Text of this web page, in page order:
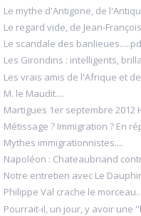
Le mythe d'Antigone, de
Le regard vide, de Jean-
Le scandale des
Les Girondins : intelligents,
Les vrais amis de l'Afrique et
M. le Maudit....
Martigues 1er septembre 2012
Métissage ? Immigration ? En
Mythes immigrationnistes....
Napoléon : Chateaubriand
Notre entretien avec Le
Philippe Val crache le
Pourrait-il, un jour, y avoir une